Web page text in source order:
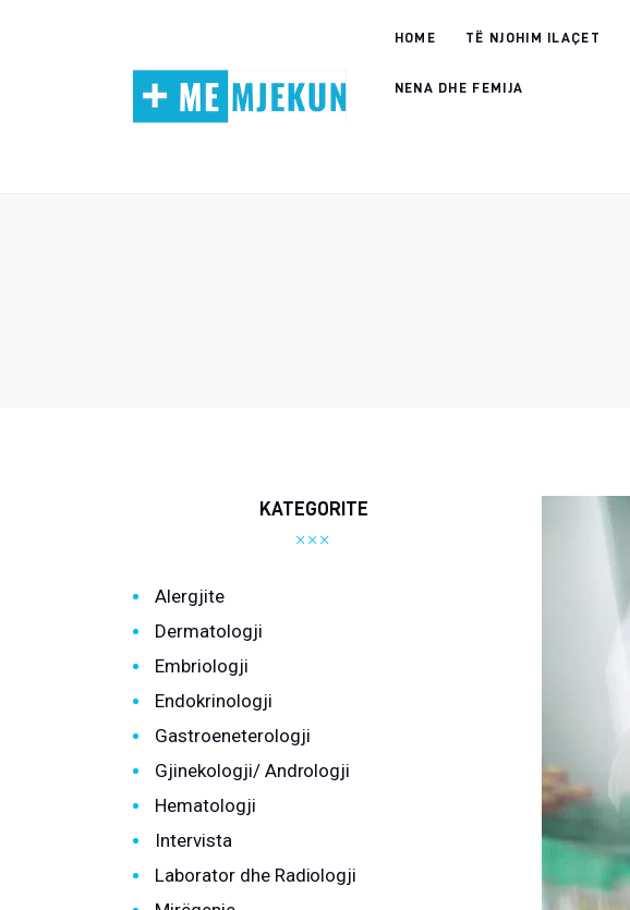
HOME TË NJOHIM ILAÇET
NENA DHE FEMIJA
Ortopedi dhe Fizioterapi
KATEGORITE
Alergjite
Dermatologji
Embriologji
Endokrinologji
Gastroeneterologji
Gjinekologji/ Andrologji
Hematologji
Intervista
Laborator dhe Radiologji